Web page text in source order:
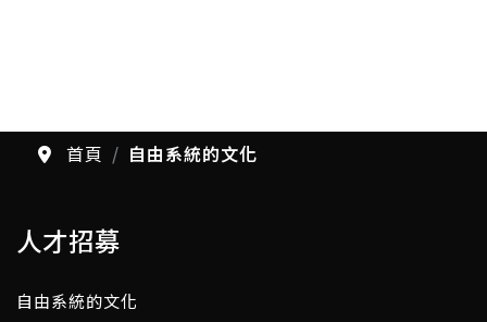
首頁 自由系統的文化
人才招募
自由系統的文化